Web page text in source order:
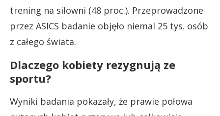
trening na siłowni (48 proc.). Przeprowadzone
przez ASICS badanie objęło niemal 25 tys. osób
z całego świata.
Dlaczego kobiety rezygnują ze
sportu?
Wyniki badania pokazały, że prawie połowa